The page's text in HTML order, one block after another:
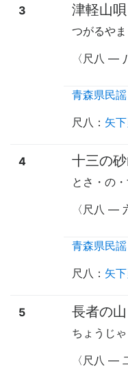
3 津軽山唄
つがるや
〈尺八 —
青森県民謡
尺八 ： 矢
4 十三の
とさ・の
〈尺八 —
青森県民謡
尺八 ： 矢
5 長者の山
ちょうじ
〈尺八 —